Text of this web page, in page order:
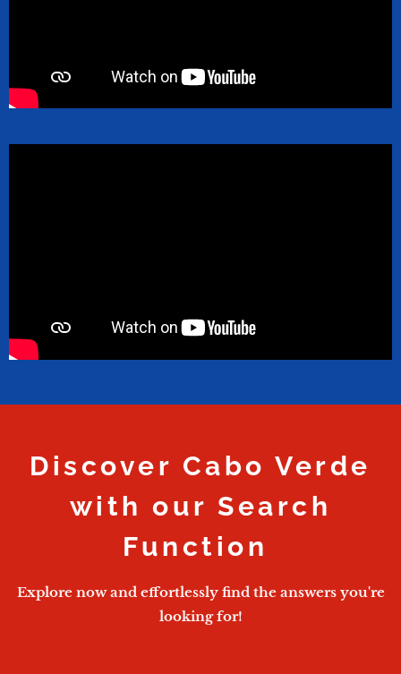
Discover Cabo Verde
with our Search
Function
Explore now and effortlessly find the answers you're
looking for!